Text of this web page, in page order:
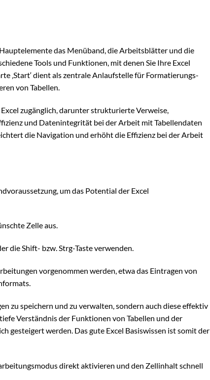
das Menüband, die Arbeitsblätter und die
Tools und Funktionen, mit denen Sie Ihre Excel
‚Start‘ dient als zentrale Anlaufstelle für Formatierungs-
von Tabellen.
zugänglich, darunter strukturierte Verweise,
und Datenintegrität bei der Arbeit mit Tabellendaten
die Navigation und erhöht die Effizienz bei der Arbeit
um das Potential der Excel
Zelle aus.
die Shift- bzw. Strg-Taste verwenden.
vorgenommen werden, etwa das Eintragen von
zu speichern und zu verwalten, sondern auch diese effektiv
Verständnis der Funktionen von Tabellen und der
gesteigert werden. Das gute Excel Basiswissen ist somit der
direkt aktivieren und den Zellinhalt schnell